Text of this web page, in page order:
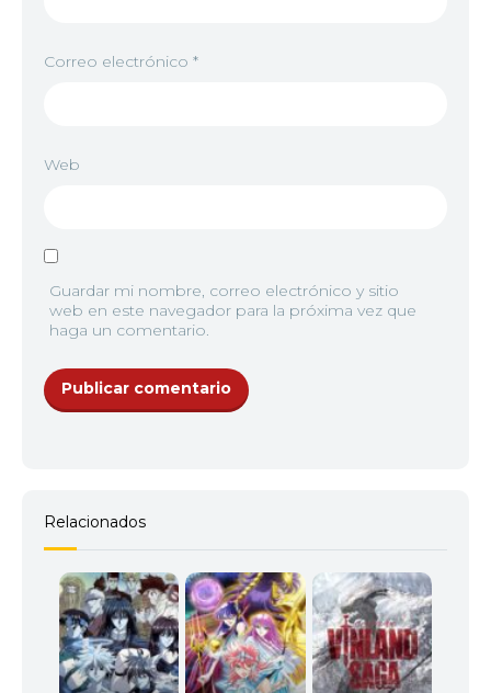
9
11 <img src="https://jkanime.ink/wp-content/
Correo electrónico *
Web
Guardar mi nombre, correo electrónico y sitio
web en este navegador para la próxima vez que
haga un comentario.
Relacionados